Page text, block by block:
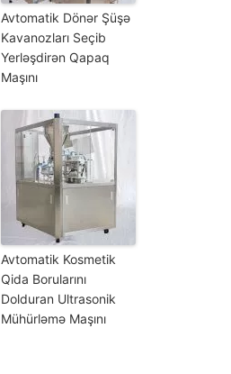
Avtomatik Dönər Şüşə
Kavanozları Seçib
Yerləşdirən Qapaq
Maşını
Avtomatik Kosmetik
Qida Borularını
Dolduran Ultrasonik
Mühürləmə Maşını